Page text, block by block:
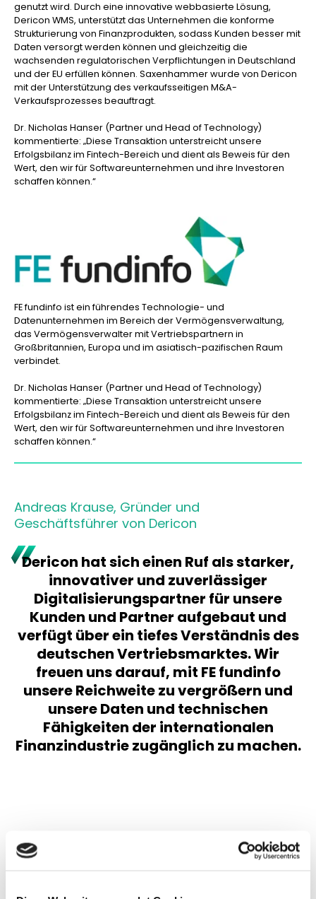
genutzt wird. Durch eine innovative webbasierte Lösung,
Dericon WMS, unterstützt das Unternehmen die konforme
Strukturierung von Finanzprodukten, sodass Kunden besser mit
Daten versorgt werden können und gleichzeitig die
wachsenden regulatorischen Verpflichtungen in Deutschland
und der EU erfüllen können. Saxenhammer wurde von Dericon
mit der Unterstützung des verkaufsseitigen M&A-
Verkaufsprozesses beauftragt.
Dr. Nicholas Hanser (Partner und Head of Technology)
kommentierte: „Diese Transaktion unterstreicht unsere
Erfolgsbilanz im Fintech-Bereich und dient als Beweis für den
Wert, den wir für Softwareunternehmen und ihre Investoren
schaffen können.“
FE fundinfo ist ein führendes Technologie- und
Datenunternehmen im Bereich der Vermögensverwaltung,
das Vermögensverwalter mit Vertriebspartnern in
Großbritannien, Europa und im asiatisch-pazifischen Raum
verbindet.
Dr. Nicholas Hanser (Partner und Head of Technology)
kommentierte: „Diese Transaktion unterstreicht unsere
Erfolgsbilanz im Fintech-Bereich und dient als Beweis für den
Wert, den wir für Softwareunternehmen und ihre Investoren
schaffen können.“
Andreas Krause, Gründer und
Geschäftsführer von Dericon
Dericon hat sich einen Ruf als starker,
innovativer und zuverlässiger
Digitalisierungspartner für unsere
Kunden und Partner aufgebaut und
verfügt über ein tiefes Verständnis des
deutschen Vertriebsmarktes. Wir
freuen uns darauf, mit FE fundinfo
unsere Reichweite zu vergrößern und
unsere Daten und technischen
Fähigkeiten der internationalen
Finanzindustrie zugänglich zu machen.
Unternehmensverkauf